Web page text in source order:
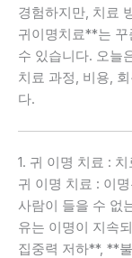
경험하지만, 치료
귀이명치료**는
수 있습니다. 오늘
치료 과정, 비용,
다.
1. 귀 이명 치료 :
귀 이명 치료 : 이
사람이 들을 수 없
유는 이명이 지속
집중력 저하**, **